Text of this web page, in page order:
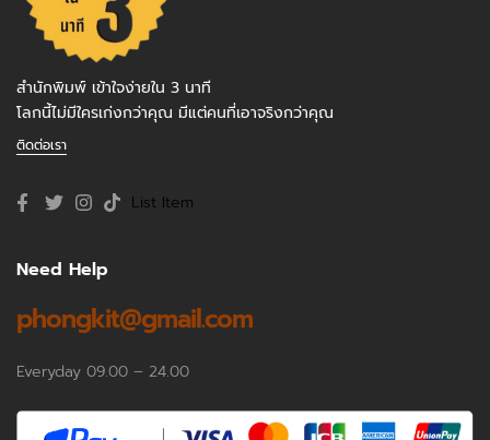
สำนักพิมพ์ เข้าใจง่ายใน 3 นาที
โลกนี้ไม่มีใครเก่งกว่าคุณ มีแต่คนที่เอาจริงกว่าคุณ
ติดต่อเรา
List Item
Need Help
phongkit@gmail.com
Everyday 09.00 – 24.00